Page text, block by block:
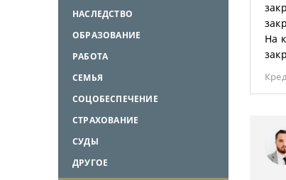
НАСЛЕДСТВО
ОБРАЗОВАНИЕ
РАБОТА
СЕМЬЯ
СОЦОБЕСПЕЧЕНИЕ
СТРАХОВАНИЕ
СУДЫ
ДРУГОЕ
На